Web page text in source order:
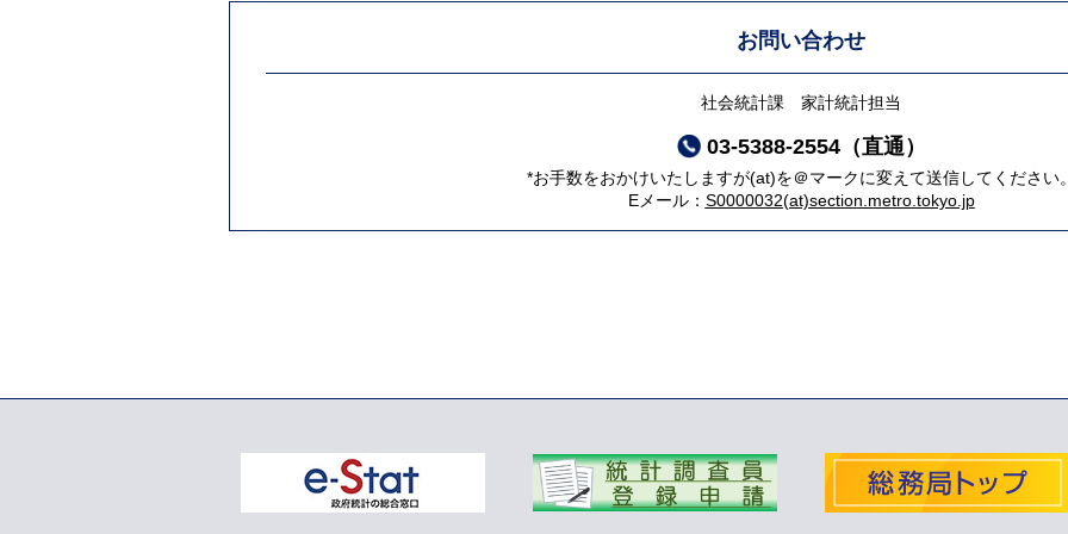
お問い合わせ
社会統計課 家計統計担当
03-5388-2554（直通）
*お手数をおかけいたしますが(at)を＠マークに変えて送信してください。
Eメール： S0000032(at)section.metro.tokyo.jp